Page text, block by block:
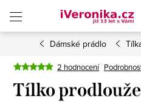
obsah
Dámské prádlo
2 hodnocení
Tílko